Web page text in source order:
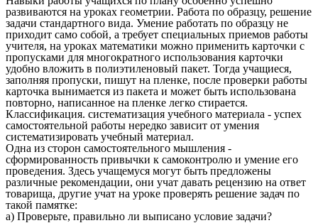
развиваются на уроках геометрии. Работа по образцу, решение
задачи стандартного вида. Умение работать по образцу не
приходит само собой, а требует специальных приемов работы
учителя, на уроках математики можно применить карточки с
пропусками для многократного использования карточки
удобно вложить в полиэтиленовый пакет. Тогда учащиеся,
заполняя пропуски, пишут на пленке, после проверки работы
карточка вынимается из пакета и может быть использована
повторно, написанное на пленке легко стирается.
Классификация. систематизация учебного материала - успех
самостоятельной работы нередко зависит от умения
систематизировать учебный материал.
Одна из сторон самостоятельного мышления -
сформированность привычки к самоконтролю и умение его
проведения. Здесь учащемуся могут быть предложены
различные рекомендации, они учат давать рецензию на ответ
товарища, другие учат на уроке проверять решение задач по
такой памятке:
а) Проверьте, правильно ли выписано условие задачи?